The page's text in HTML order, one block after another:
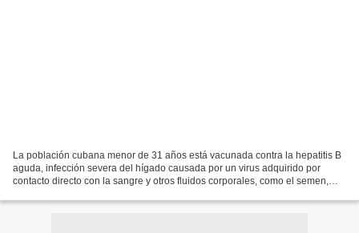
La población cubana menor de 31 años está vacunada contra la hepatitis B
aguda, infección severa del hígado causada por un virus adquirido por
contacto directo con la sangre y otros fluidos corporales, como el semen,